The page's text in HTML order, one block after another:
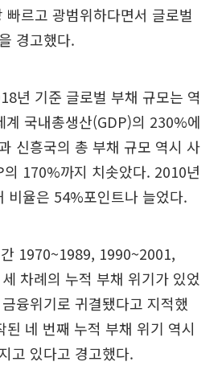
르고 광범위하다면서 글로벌
경고했다.
년 기준 글로벌 부채 규모는 역
계 국내총생산(GDP)의 230%에
신흥국의 총 부채 규모 역시 사
170%까지 치솟았다. 2010년
비율은 54%포인트나 늘었다.
1970~1989, 1990~2001,
차례의 누적 부채 위기가 있었
융위기로 귀결됐다고 지적했
네 번째 누적 부채 위기 역시
고 있다고 경고했다.